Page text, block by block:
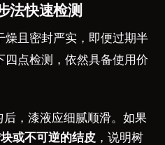
法快速检测
且密封严实，即便过期半
点检测，依然具备使用价
后，漆液应细腻顺滑。如果
或不可逆的结皮 ，说明树